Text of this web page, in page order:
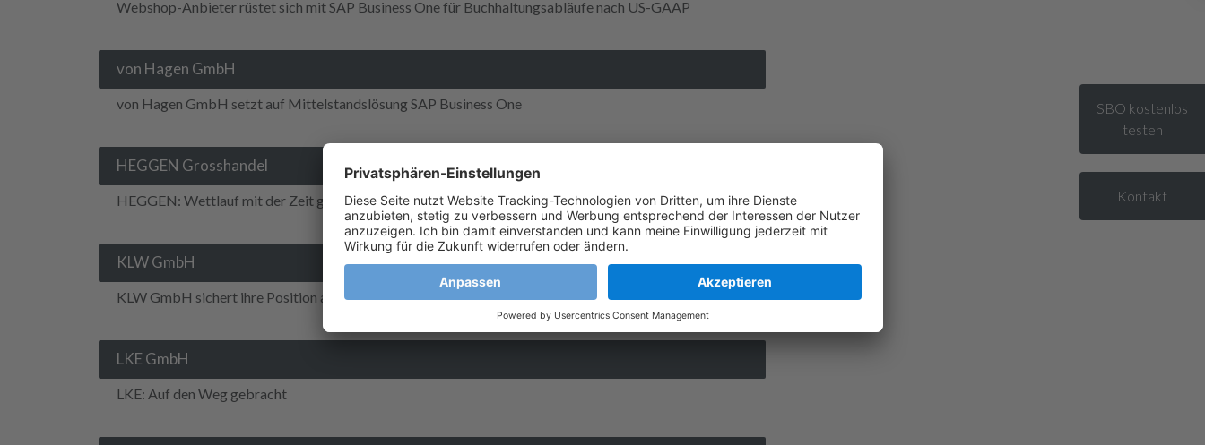
Webshop-Anbieter rüstet sich mit SAP Business One für Buchhaltungsabläufe nach US-GAAP
von Hagen GmbH
von Hagen GmbH setzt auf Mittelstandslösung SAP Business One
HEGGEN Grosshandel
HEGGEN: Wettlauf mit der Zeit gewonnen
KLW GmbH
KLW GmbH sichert ihre Position als regionaler Marktführer mit SAP Business One
LKE GmbH
LKE: Auf den Weg gebracht
SBO kostenlos
testen
Kontakt